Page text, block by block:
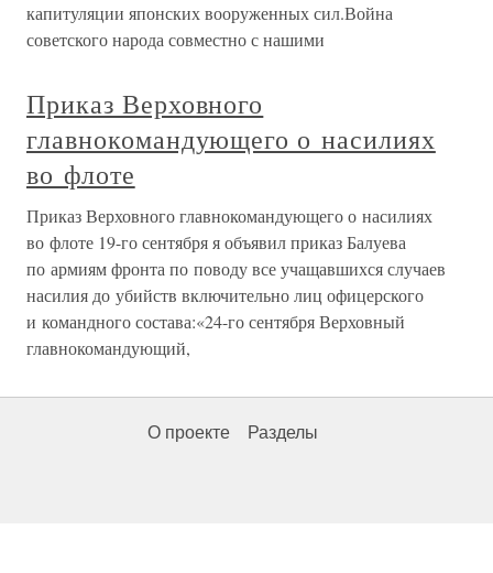
капитуляции японских вооруженных сил.Война
советского народа совместно с нашими
Приказ Верховного
главнокомандующего о насилиях
во флоте
Приказ Верховного главнокомандующего о насилиях
во флоте 19-го сентября я объявил приказ Балуева
по армиям фронта по поводу все учащавшихся случаев
насилия до убийств включительно лиц офицерского
и командного состава:«24-го сентября Верховный
главнокомандующий,
О проекте Разделы